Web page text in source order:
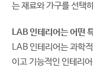
는 재료와 가구를 선택
LAB 인테리어는 어떤
LAB 인테리어는 과학
이고 기능적인 인테리